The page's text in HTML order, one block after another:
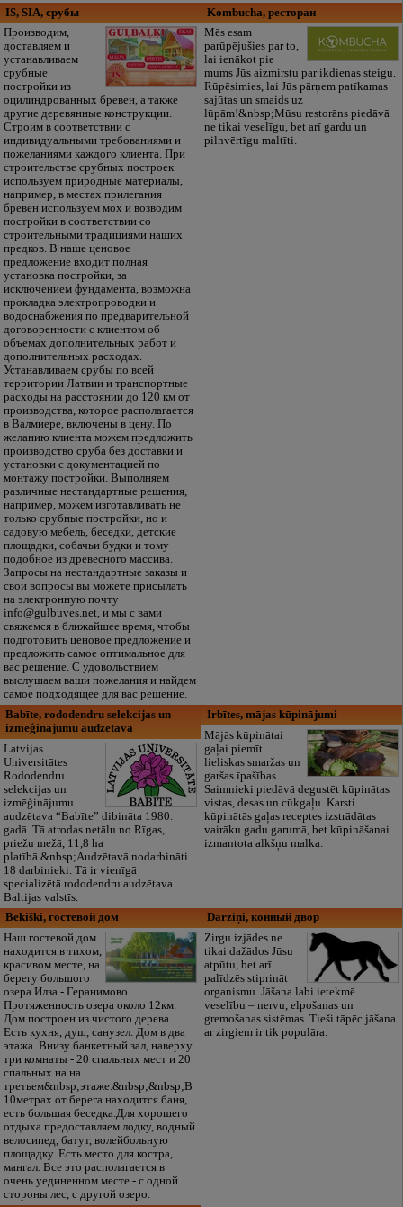
IS, SIA, срубы
Производим,
доставляем и
устанавливаем
срубные
постройки из
оцилиндрованных бревен, а также
другие деревянные конструкции.
Строим в соответствии с
индивидуальными требованиями и
пожеланиями каждого клиента. При
строительстве срубных построек
используем природные материалы,
например, в местах прилегания
бревен используем мох и возводим
постройки в соответствии со
строительными традициями наших
предков. В наше ценовое
предложение входит полная
установка постройки, за
исключением фундамента, возможна
прокладка электропроводки и
водоснабжения по предварительной
договоренности с клиентом об
объемах дополнительных работ и
дополнительных расходах.
Устанавливаем срубы по всей
территории Латвии и транспортные
расходы на расстоянии до 120 км от
производства, которое располагается
в Валмиере, включены в цену. По
желанию клиента можем предложить
производство сруба без доставки и
установки с документацией по
монтажу постройки. Выполняем
различные нестандартные решения,
например, можем изготавливать не
только срубные постройки, но и
садовую мебель, беседки, детские
площадки, собачьи будки и тому
подобное из древесного массива.
Запросы на нестандартные заказы и
свои вопросы вы можете присылать
на электронную почту
info@gulbuves.net, и мы с вами
свяжемся в ближайшее время, чтобы
подготовить ценовое предложение и
предложить самое оптимальное для
вас решение. С удовольствием
выслушаем ваши пожелания и найдем
самое подходящее для вас решение.
Kombucha, ресторан
Mēs esam
parūpējušies par to,
lai ienākot pie
mums Jūs aizmirstu par ikdienas steigu.
Rūpēsimies, lai Jūs pārņem patīkamas
sajūtas un smaids uz
lūpām!&nbsp;Mūsu restorāns piedāvā
ne tikai veselīgu, bet arī gardu un
pilnvērtīgu maltīti.
Babīte, rododendru selekcijas un
izmēģinājumu audzētava
Latvijas
Universitātes
Rododendru
selekcijas un
izmēģinājumu
audzētava “Babīte” dibināta 1980.
gadā. Tā atrodas netālu no Rīgas,
priežu mežā, 11,8 ha
platībā.&nbsp;Audzētavā nodarbināti
18 darbinieki. Tā ir vienīgā
specializētā rododendru audzētava
Baltijas valstīs.
Irbītes, mājas kūpinājumi
Mājās kūpinātai
gaļai piemīt
lieliskas smaržas un
garšas īpašības.
Saimnieki piedāvā degustēt kūpinātas
vistas, desas un cūkgaļu. Karsti
kūpinātās gaļas receptes izstrādātas
vairāku gadu garumā, bet kūpināšanai
izmantota alkšņu malka.
Bekiški, гостевой дом
Наш гостевой дом
находится в тихом,
красивом месте, на
берегу большого
озера Илза - Геранимово.
Протяженность озера около 12км.
Дом построен из чистого дерева.
Есть кухня, душ, санузел. Дом в два
этажа. Внизу банкетный зал, наверху
три комнаты - 20 спальных мест и 20
спальных на на
третьем&nbsp;этаже.&nbsp;&nbsp;В
10метрах от берега находится баня,
есть большая беседка.Для хорошего
отдыха предоставляем лодку, водный
велосипед, батут, волейбольную
площадку. Есть место для костра,
мангал. Все это располагается в
очень уединенном месте - с одной
стороны лес, с другой озеро.
Dārziņi, конный двор
Zirgu izjādes ne
tikai dažādos Jūsu
atpūtu, bet arī
palīdzēs stiprināt
organismu. Jāšana labi ietekmē
veselību – nervu, elpošanas un
gremošanas sistēmas. Tieši tāpēc jāšana
ar zirgiem ir tik populāra.